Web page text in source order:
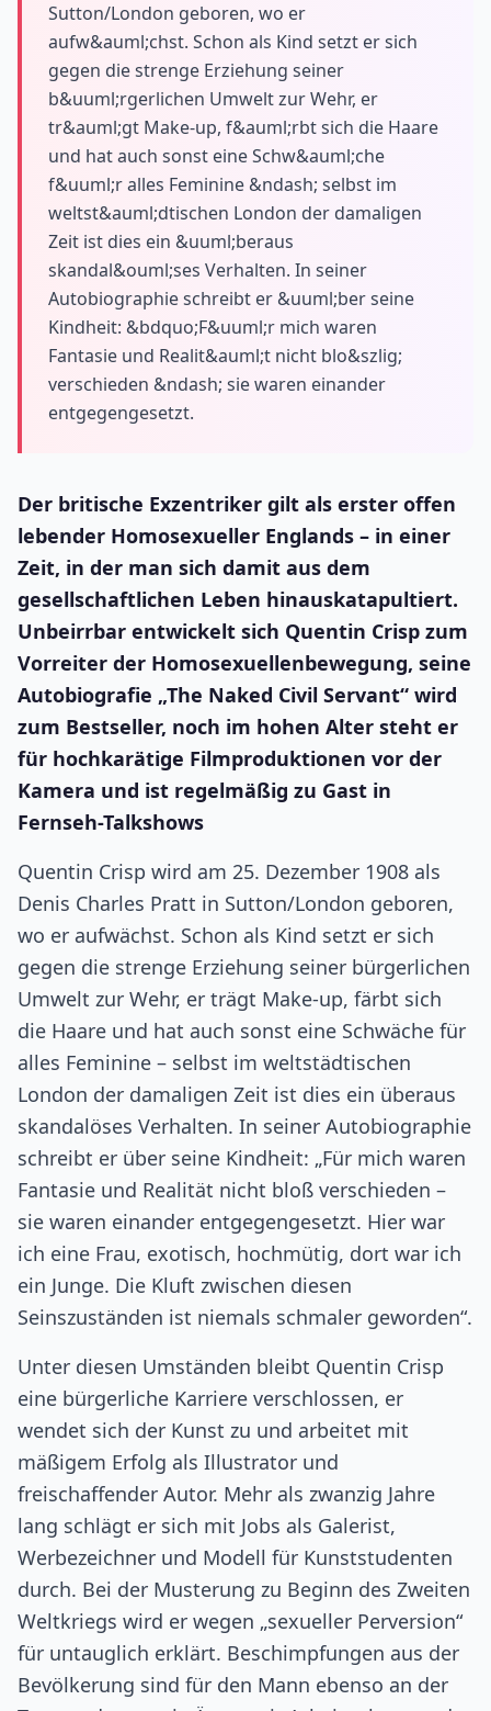
Sutton/London geboren, wo er
aufw&auml;chst. Schon als Kind setzt er sich
gegen die strenge Erziehung seiner
b&uuml;rgerlichen Umwelt zur Wehr, er
tr&auml;gt Make-up, f&auml;rbt sich die Haare
und hat auch sonst eine Schw&auml;che
f&uuml;r alles Feminine &ndash; selbst im
weltst&auml;dtischen London der damaligen
Zeit ist dies ein &uuml;beraus
skandal&ouml;ses Verhalten. In seiner
Autobiographie schreibt er &uuml;ber seine
Kindheit: &bdquo;F&uuml;r mich waren
Fantasie und Realit&auml;t nicht blo&szlig;
verschieden &ndash; sie waren einander
entgegengesetzt.
Der britische Exzentriker gilt als erster offen
lebender Homosexueller Englands – in einer
Zeit, in der man sich damit aus dem
gesellschaftlichen Leben hinauskatapultiert.
Unbeirrbar entwickelt sich Quentin Crisp zum
Vorreiter der Homosexuellenbewegung, seine
Autobiografie „The Naked Civil Servant“ wird
zum Bestseller, noch im hohen Alter steht er
für hochkarätige Filmproduktionen vor der
Kamera und ist regelmäßig zu Gast in
Fernseh-Talkshows
Quentin Crisp wird am 25. Dezember 1908 als
Denis Charles Pratt in Sutton/London geboren,
wo er aufwächst. Schon als Kind setzt er sich
gegen die strenge Erziehung seiner bürgerlichen
Umwelt zur Wehr, er trägt Make-up, färbt sich
die Haare und hat auch sonst eine Schwäche für
alles Feminine – selbst im weltstädtischen
London der damaligen Zeit ist dies ein überaus
skandalöses Verhalten. In seiner Autobiographie
schreibt er über seine Kindheit: „Für mich waren
Fantasie und Realität nicht bloß verschieden –
sie waren einander entgegengesetzt. Hier war
ich eine Frau, exotisch, hochmütig, dort war ich
ein Junge. Die Kluft zwischen diesen
Seinszuständen ist niemals schmaler geworden“.
Unter diesen Umständen bleibt Quentin Crisp
eine bürgerliche Karriere verschlossen, er
wendet sich der Kunst zu und arbeitet mit
mäßigem Erfolg als Illustrator und
freischaffender Autor. Mehr als zwanzig Jahre
lang schlägt er sich mit Jobs als Galerist,
Werbezeichner und Modell für Kunststudenten
durch. Bei der Musterung zu Beginn des Zweiten
Weltkriegs wird er wegen „sexueller Perversion“
für untauglich erklärt. Beschimpfungen aus der
Bevölkerung sind für den Mann ebenso an der